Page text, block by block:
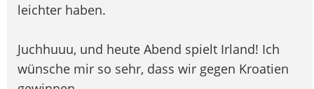
leichter haben.
Juchhuuu, und heute Abend spielt Irland! Ich
wünsche mir so sehr, dass wir gegen Kroatien